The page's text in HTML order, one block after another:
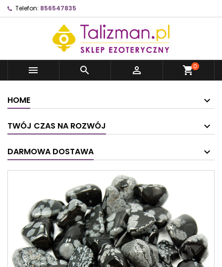
Telefon: 856547835
   shopping_cart0
HOME
TWÓJ CZAS NA ROZWÓJ
DARMOWA DOSTAWA